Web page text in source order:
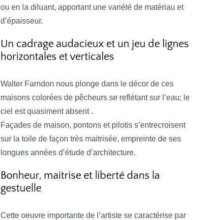
ou en la diluant, apportant une variété de matériau et
d’épaisseur.
Un cadrage audacieux et un jeu de lignes
horizontales et verticales
Walter Farndon nous plonge dans le décor de ces
maisons colorées de pêcheurs se reflétant sur l’eau; le
ciel est quasiment absent .
Façades de maison, pontons et pilotis s’entrecroisent
sur la toile de façon très maitrisée, empreinte de ses
longues années d’étude d’architecture.
Bonheur, maitrise et liberté dans la
gestuelle
Cette oeuvre importante de l’artiste se caractérise par